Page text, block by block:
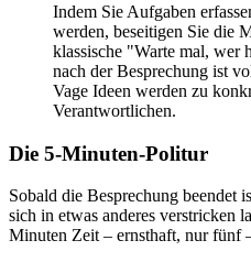
Indem Sie Aufgaben
werden, beseitigen Sie die
klassische "Warte mal, wer
nach der Besprechung ist
Vage Ideen werden zu
Verantwortlichen.
Die 5-Minuten-Politur
Sobald die Besprechung beendet
sich in etwas anderes verstricken
Minuten Zeit – ernsthaft, nur fünf